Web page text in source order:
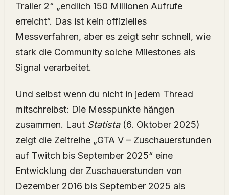
Trailer 2“ „endlich 150 Millionen Aufrufe
erreicht“. Das ist kein offizielles
Messverfahren, aber es zeigt sehr schnell, wie
stark die Community solche Milestones als
Signal verarbeitet.
Und selbst wenn du nicht in jedem Thread
mitschreibst: Die Messpunkte hängen
zusammen. Laut Statista(6. Oktober 2025)
zeigt die Zeitreihe „GTA V – Zuschauerstunden
auf Twitch bis September 2025“ eine
Entwicklung der Zuschauerstunden von
Dezember 2016 bis September 2025 als